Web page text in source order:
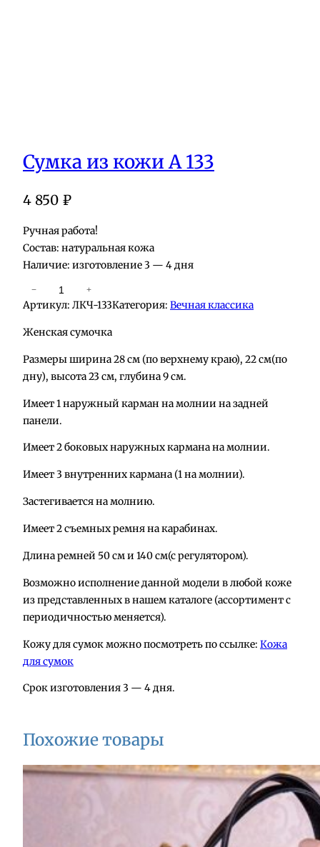
Сумка из кожи А 133
4 850 ₽
Ручная работа!
Состав: натуральная кожа
Наличие: изготовление 3 — 4 дня
о
л
ч
е
т
в
о
о
в
р
а
С
у
м
к
и
з
к
и
1
− +
Артикул: ЛКЧ-133Категория: Вечная классика
Женская сумочка
Размеры ширина 28 см (по верхнему краю), 22 см(по
дну), высота 23 см, глубина 9 см.
Имеет 1 наружный карман на молнии на задней
панели.
Имеет 2 боковых наружных кармана на молнии.
Имеет 3 внутренних кармана (1 на молнии).
Застегивается на молнию.
Имеет 2 съемных ремня на карабинах.
Длина ремней 50 см и 140 см(с регулятором).
Возможно исполнение данной модели в любой коже
из представленных в нашем каталоге (ассортимент с
периодичностью меняется).
Кожу для сумок можно посмотреть по ссылке: Кожа
для сумок
Срок изготовления 3 — 4 дня.
Похожие товары